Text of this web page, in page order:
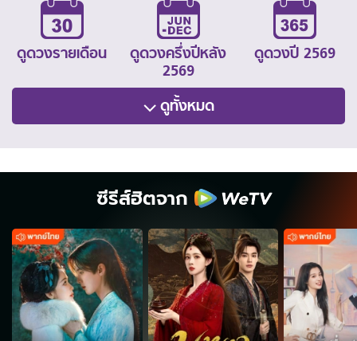
ดูดวงรายเดือน
ดูดวงครึ่งปีหลัง
2569
ดูดวงปี 2569
ดูทั้งหมด
ซีรีส์ฮิตจาก